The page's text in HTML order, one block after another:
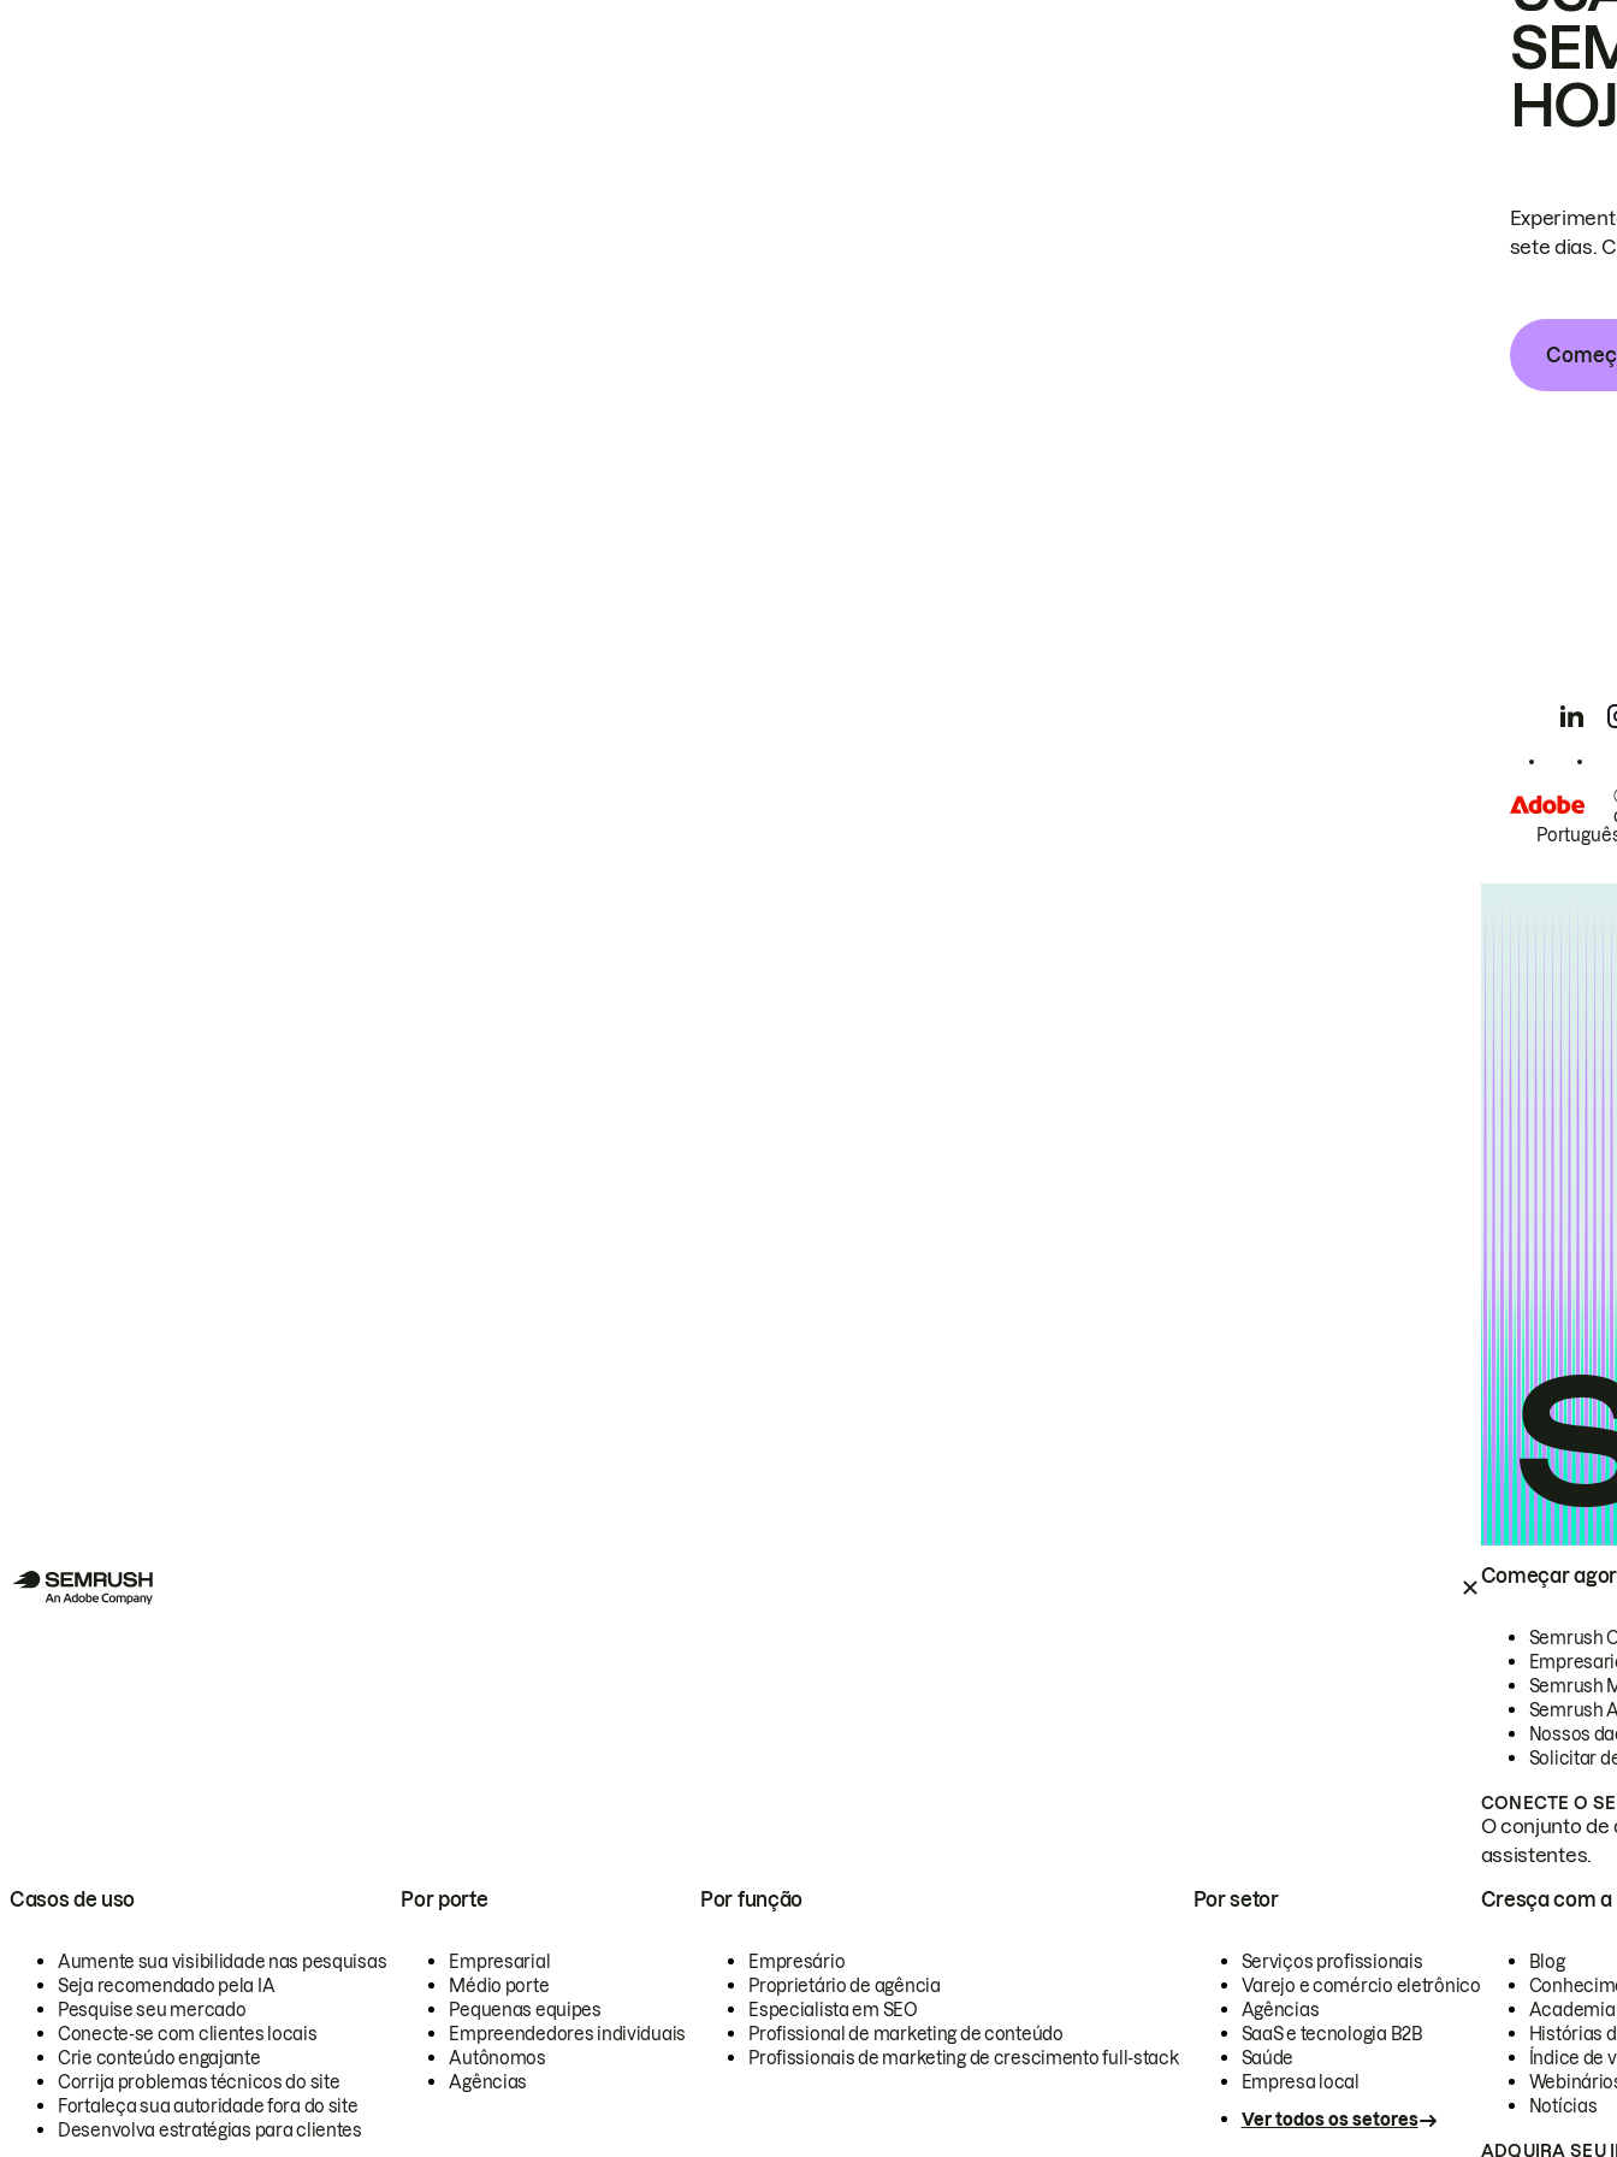
Começar
Semrush
Semrush
Semrush
Nossos
Solicitar
CONECTE O
O conjunto de
assistentes.
Casos de uso
Aumente sua visibilidade nas pesquisas
Seja recomendado pela IA
Pesquise seu mercado
Conecte-se com clientes locais
Crie conteúdo engajante
Corrija problemas técnicos do site
Fortaleça sua autoridade fora do site
Desenvolva estratégias para clientes
Por porte
Empresarial
Médio porte
Pequenas equipes
Empreendedores individuais
Autônomos
Agências
Por função
Empresário
Proprietário de agência
Especialista em SEO
Profissional de marketing de conteúdo
Profissionais de marketing de crescimento full-stack
Por setor
Serviços profissionais
Varejo e comércio eletrônico
Agências
SaaS e tecnologia B2B
Saúde
Empresa local
Ver todos os setores
Cresça com a
Blog
Academia
Histórias
Índice de
Notícias
ADQUIRA SEU
sete dias.